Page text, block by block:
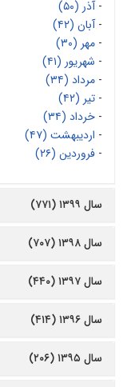
آذر (۵۰)
آبان (۴۲)
مهر (۳۰)
شهریور (۴۱)
مرداد (۳۴)
تیر (۴۲)
خرداد (۳۴)
اردیبهشت (۴۷)
فروردین (۲۶)
سال ۱۳۹۹ (۷۷۱)
سال ۱۳۹۸ (۷۰۷)
سال ۱۳۹۷ (۴۴۰)
سال ۱۳۹۶ (۴۱۴)
سال ۱۳۹۵ (۲۰۶)